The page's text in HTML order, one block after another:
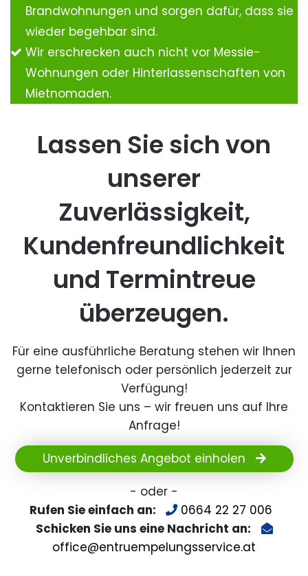
Brandwohnungen und sorgen dafür, dass sie
wieder begehbar sind.
Wir erschrecken auch nicht vor Messie-
Wohnungen oder Hinterlassenschaften von
Mietnomaden.
Lassen Sie sich von
unserer
Zuverlässigkeit,
Kundenfreundlichkeit
und Termintreue
überzeugen.
Für eine ausführliche Beratung stehen wir Ihnen
gerne telefonisch oder persönlich jederzeit zur
Verfügung!
Kontaktieren Sie uns – wir freuen uns auf Ihre
Anfrage!
Unverbindliches Angebot einholen
- oder -
Rufen Sie einfach an:
0664 22 27 006
Schicken Sie uns eine Nachricht an:
office@entruempelungsservice.at